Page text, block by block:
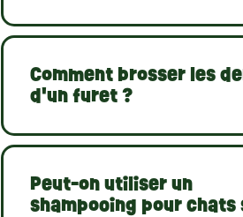
Comment brosser les
d'un furet ?
Peut-on utiliser un
shampooing pour chats